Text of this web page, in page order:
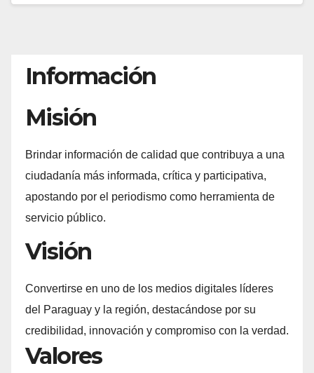
Información
Misión
Brindar información de calidad que contribuya a una
ciudadanía más informada, crítica y participativa,
apostando por el periodismo como herramienta de
servicio público.
Visión
Convertirse en uno de los medios digitales líderes
del Paraguay y la región, destacándose por su
credibilidad, innovación y compromiso con la verdad.
Valores